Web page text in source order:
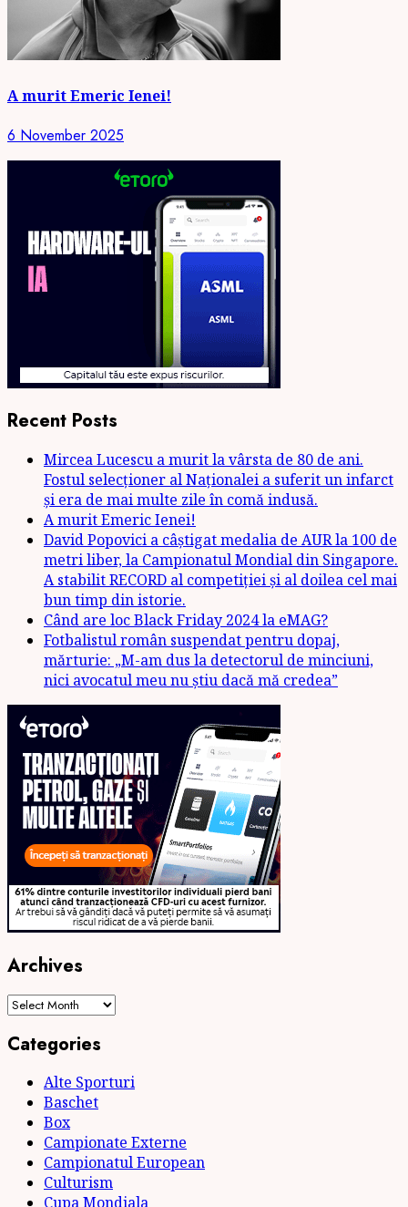
A murit Emeric Ienei!
6 November 2025
Recent Posts
Mircea Lucescu a murit la vârsta de 80 de ani.
Fostul selecționer al Naționalei a suferit un infarct
și era de mai multe zile în comă indusă.
A murit Emeric Ienei!
David Popovici a câștigat medalia de AUR la 100 de
metri liber, la Campionatul Mondial din Singapore.
A stabilit RECORD al competiției și al doilea cel mai
bun timp din istorie.
Când are loc Black Friday 2024 la eMAG?
Fotbalistul român suspendat pentru dopaj,
mărturie: „M-am dus la detectorul de minciuni,
nici avocatul meu nu știu dacă mă credea”
Archives
Archives
Categories
Alte Sporturi
Baschet
Box
Campionate Externe
Campionatul European
Culturism
Cupa Mondiala